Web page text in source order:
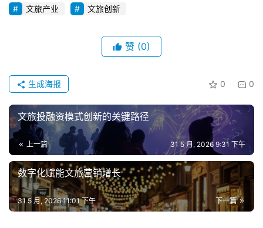
文旅产业
文旅创新
赞 (0)
0 0
生成海报
文旅投融资模式创新的关键路径
上一篇 31 5 月, 2026 9:31 下午
数字化赋能文旅营销增长
下一篇
31 5 月, 2026 11:01 下午